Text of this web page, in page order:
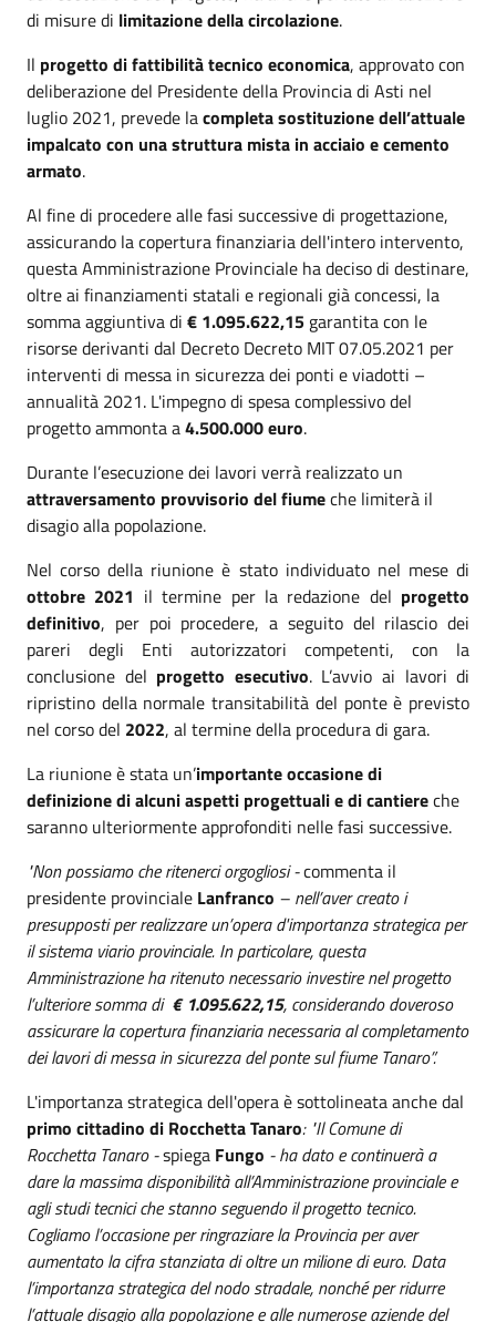
di misure di limitazione della circolazione.
Il progetto di fattibilità tecnico economica, approvato con
deliberazione del Presidente della Provincia di Asti nel
luglio 2021, prevede lacompleta sostituzione dell’attuale
impalcato con una struttura mista in acciaio e cemento
armato.
Al fine di procedere alle fasi successive di progettazione,
assicurando la copertura finanziaria dell'intero intervento,
questa Amministrazione Provinciale ha deciso di destinare,
oltre ai finanziamenti statali e regionali già concessi, la
somma aggiuntiva di € 1.095.622,15 garantita con le
risorse derivanti dal Decreto Decreto MIT 07.05.2021 per
interventi di messa in sicurezza dei ponti e viadotti –
annualità 2021. L'impegno di spesa complessivo del
progetto ammonta a4.500.000 euro.
Durante l’esecuzione dei lavori verrà realizzato un
attraversamento provvisorio del fiumeche limiterà il
disagio alla popolazione.
Nel corso della riunione è stato individuato nel mese di
ottobre 2021 il termine per la redazione del progetto
definitivo, per poi procedere, a seguito del rilascio dei
pareri degli Enti autorizzatori competenti, con la
conclusione del progetto esecutivo. L’avvio ai lavori di
ripristino della normale transitabilità del ponte è previsto
nel corso del 2022, al termine della procedura di gara.
La riunione è stata un’importante occasione di
definizione di alcuni aspetti progettuali e di cantiereche
saranno ulteriormente approfonditi nelle fasi successive.
"Non possiamo che ritenerci orgogliosi -commenta il
presidente provinciale Lanfranco – nell’aver creato i
presupposti per realizzare un’opera d'importanza strategica per
il sistema viario provinciale. In particolare, questa
Amministrazione ha ritenuto necessario investire nel progetto
l’ulteriore somma di € 1.095.622,15, considerando doveroso
assicurare la copertura finanziaria necessaria al completamento
dei lavori di messa in sicurezza del ponte sul fiume Tanaro”.
L'importanza strategica dell'opera è sottolineata anche dal
primo cittadino di Rocchetta Tanaro: "Il Comune di
Rocchetta Tanaro -spiega Fungo - ha dato e continuerà a
dare la massima disponibilità all’Amministrazione provinciale e
agli studi tecnici che stanno seguendo il progetto tecnico.
Cogliamo l’occasione per ringraziare la Provincia per aver
aumentato la cifra stanziata di oltre un milione di euro. Data
l’importanza strategica del nodo stradale, nonché per ridurre
l’attuale disagio alla popolazione e alle numerose aziende del